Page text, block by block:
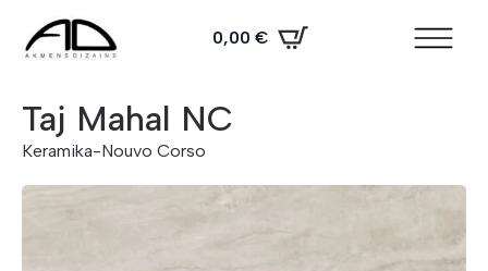
0,00 €
Taj Mahal NC
Keramika-Nouvo Corso